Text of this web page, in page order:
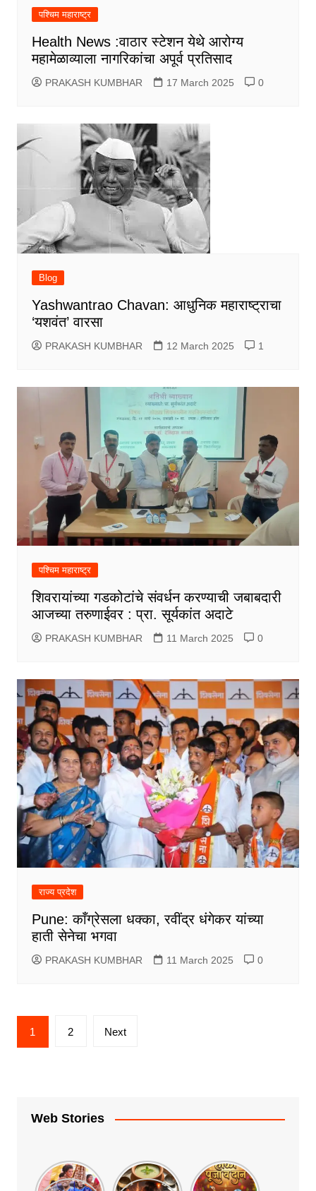
पश्चिम महाराष्ट्र
Health News :वाठार स्टेशन येथे आरोग्य
महामेळाव्याला नागरिकांचा अपूर्व प्रतिसाद
PRAKASH KUMBHAR 17 March 2025 0
Blog
Yashwantrao Chavan: आधुनिक महाराष्ट्राचा
‘यशवंत’ वारसा
PRAKASH KUMBHAR 12 March 2025 1
पश्चिम महाराष्ट्र
शिवरायांच्या गडकोटांचे संवर्धन करण्याची जबाबदारी
आजच्या तरुणाईवर : प्रा. सूर्यकांत अदाटे
PRAKASH KUMBHAR 11 March 2025 0
राज्य प्रदेश
Pune: काँग्रेसला धक्का, रवींद्र धंगेकर यांच्या
हाती सेनेचा भगवा
PRAKASH KUMBHAR 11 March 2025 0
Posts
pagination
1 2 Next
Web Stories